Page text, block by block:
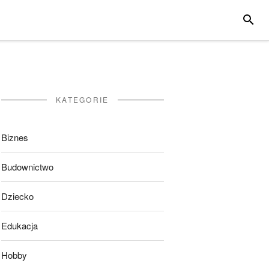
KATEGORIE
Biznes
Budownictwo
Dziecko
Edukacja
Hobby